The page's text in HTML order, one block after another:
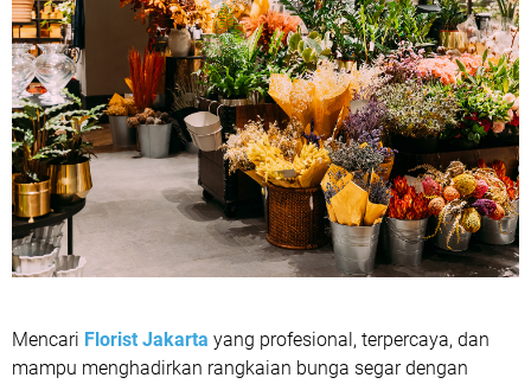
Mencari Florist Jakarta yang profesional, terpercaya, dan
mampu menghadirkan rangkaian bunga segar dengan